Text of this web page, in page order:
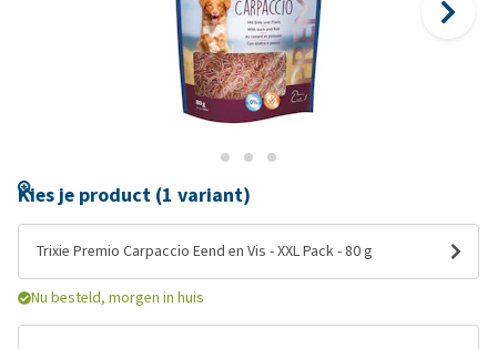
Kies je product (1 variant)
Trixie Premio Carpaccio Eend en Vis - XXL Pack - 80 g
Nu besteld, morgen in huis